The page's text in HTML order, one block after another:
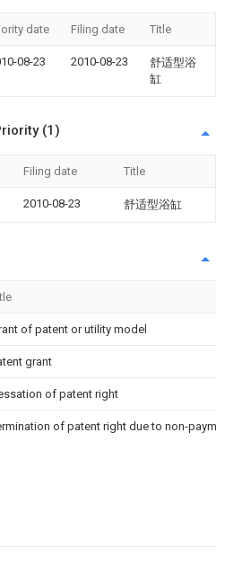
date Filing date Title
08-23 2010-08-23
舒适型浴
缸
(1)
Filing date Title
2010-08-23 舒适型浴缸
of patent or utility model
grant
of patent right
of patent right due to non-